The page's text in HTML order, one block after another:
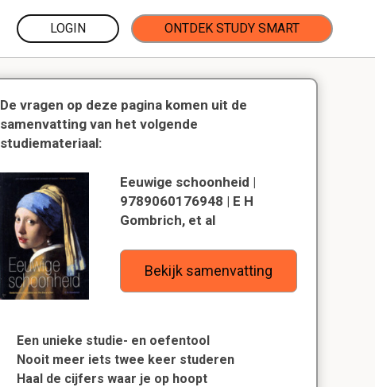
LOGIN ONTDEK STUDY SMART
De vragen op deze pagina komen uit de
samenvatting van het volgende
studiemateriaal:
Eeuwige schoonheid |
9789060176948 | E H
Gombrich, et al
Bekijk samenvatting
Een unieke studie- en oefentool
Nooit meer iets twee keer studeren
Haal de cijfers waar je op hoopt